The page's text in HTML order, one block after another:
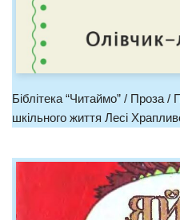
Біблітека “Читаймо” / Проза /
шкільного життя Лесі